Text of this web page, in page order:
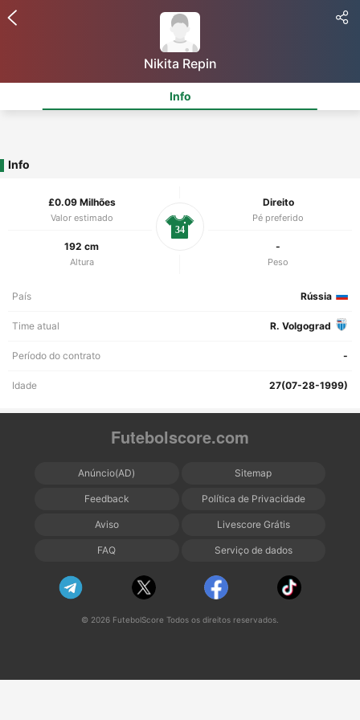
Nikita Repin
Info
Info
£0.09 Milhões
Valor estimado
Direito
Pé preferido
192 cm
Altura
-
Peso
34
País Rússia
Time atual R. Volgograd
Período do contrato -
Idade 27(07-28-1999)
Futebolscore.com
Anúncio(AD) Sitemap
Feedback Política de Privacidade
Aviso Livescore Grátis
FAQ Serviço de dados
© 2026 FutebolScore Todos os direitos reservados.